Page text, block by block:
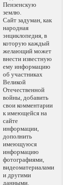
Пензенскую
землю.
Сайт задуман, как
народная
энциклопедия, в
которую каждый
желающий может
внести известную
ему информацию
об участниках
Великой
Отечественной
войны, добавить
свои комментарии
к имеющейся на
сайте
информации,
дополнить
имеющуюся
информацию
фотографиями,
видеоматериалами
и другими
данными.